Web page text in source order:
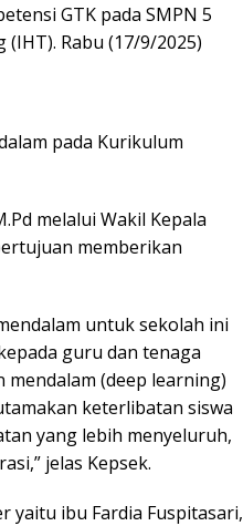
GTK pada SMPN 5
Rabu (17/9/2025)
pada Kurikulum
melalui Wakil Kepala
memberikan
untuk sekolah ini
guru dan tenaga
(deep learning)
keterlibatan siswa
yang lebih menyeluruh,
jelas Kepsek.
yaitu ibu Fardia Fuspitasari,